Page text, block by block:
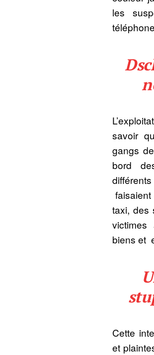
les
savoir
gangs
bord
taxi, des
victimes
biens et
Cette
et